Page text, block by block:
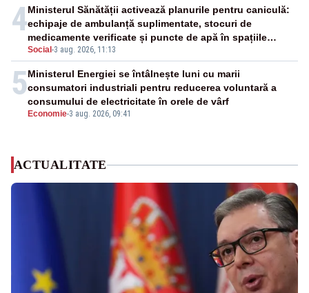
4
Social -3 aug. 2026, 11:13
Ministerul Sănătății activează planurile pentru caniculă:
echipaje de ambulanță suplimentate, stocuri de
medicamente verificate și puncte de apă în spațiile
publice
5
Economie-3 aug. 2026, 09:41
Ministerul Energiei se întâlnește luni cu marii
consumatori industriali pentru reducerea voluntară a
consumului de electricitate în orele de vârf
ACTUALITATE